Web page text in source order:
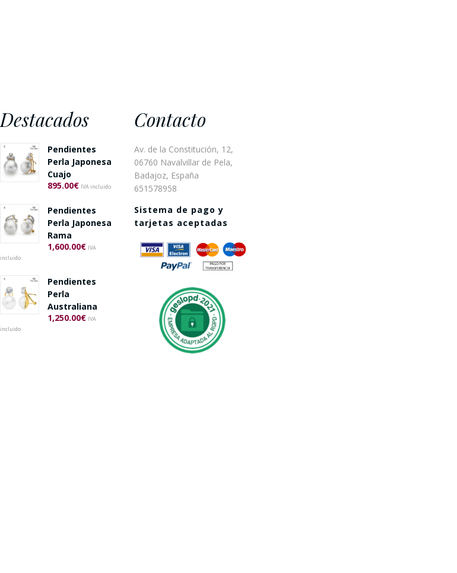
Destacados
Pendientes
Perla Japonesa
Cuajo
895.00€ IVA incluido
Pendientes
Perla Japonesa
Rama
1,600.00€ IVA
incluido
Pendientes
Perla
Australiana
1,250.00€ IVA
incluido
Contacto
Av. de la Constitución, 12,
06760 Navalvillar de Pela,
Badajoz, España
651578958
Sistema de pago y
tarjetas aceptadas